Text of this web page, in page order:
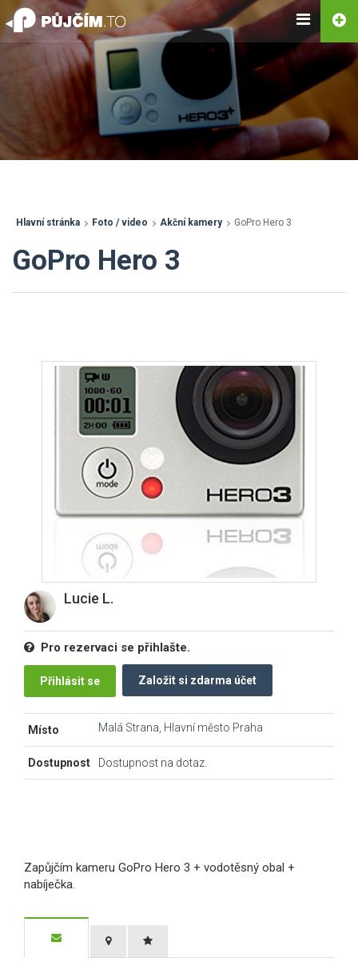
Hlavní stránka Foto / video Akční kamery GoPro Hero 3
GoPro Hero 3
Lucie L.
Pro rezervaci se přihlašte.
Přihlásit se Založit si zdarma účet
Místo Malá Strana, Hlavní město Praha
Dostupnost Dostupnost na dotaz.
Zapůjčím kameru GoPro Hero 3 + vodotěsný obal +
nabíječka.